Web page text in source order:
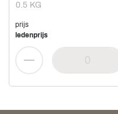
0.5 KG
prijs
ledenprijs